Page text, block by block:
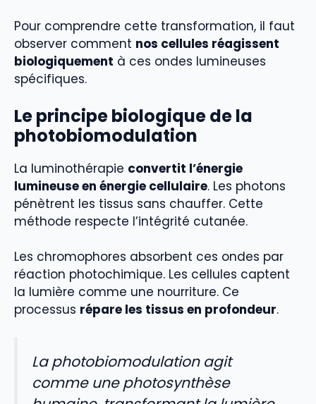
Pour comprendre cette transformation, il faut
observer comment nos cellules réagissent
biologiquement à ces ondes lumineuses
spécifiques.
Le principe biologique de la
photobiomodulation
La luminothérapie convertit l’énergie
lumineuse en énergie cellulaire. Les photons
pénètrent les tissus sans chauffer. Cette
méthode respecte l’intégrité cutanée.
Les chromophores absorbent ces ondes par
réaction photochimique. Les cellules captent
la lumière comme une nourriture. Ce
processus répare les tissus en profondeur.
La photobiomodulation agit
comme une photosynthèse